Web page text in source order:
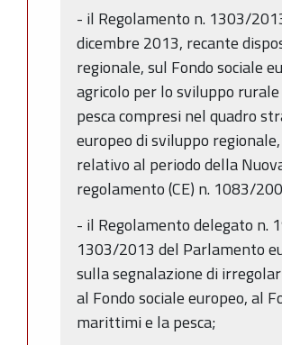
- il Regolamento n. 1303/
dicembre 2013, recante
regionale, sul Fondo sociale
agricolo per lo sviluppo
pesca compresi nel quadro
europeo di sviluppo
relativo al periodo della
regolamento (CE) n. 1083/
- il Regolamento delegato n.
1303/2013 del Parlamento
sulla segnalazione di
al Fondo sociale europeo, al
marittimi e la pesca;